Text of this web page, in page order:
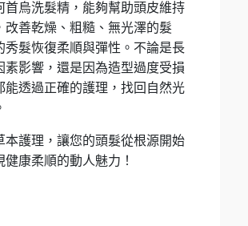
首烏洗髮精，能夠幫助頭皮維持
改善乾燥、粗糙、無光澤的髮
秀髮恢復柔順與彈性。不論是長
素影響，還是因為造型過度受損
能透過正確的護理，找回自然光
本護理，讓您的頭髮從根源開始
健康柔順的動人魅力！